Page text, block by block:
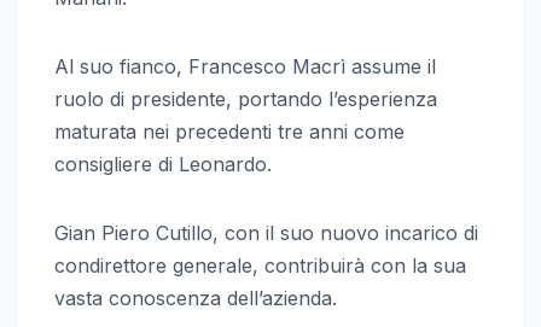
Al suo fianco, Francesco Macrì assume il
ruolo di presidente, portando l’esperienza
maturata nei precedenti tre anni come
consigliere di Leonardo.
Gian Piero Cutillo, con il suo nuovo incarico di
condirettore generale, contribuirà con la sua
vasta conoscenza dell’azienda.